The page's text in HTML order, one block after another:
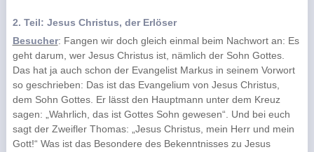
2. Teil: Jesus Christus, der Erlöser
Besucher: Fangen wir doch gleich einmal beim Nachwort an: Es
geht darum, wer Jesus Christus ist, nämlich der Sohn Gottes.
Das hat ja auch schon der Evangelist Markus in seinem Vorwort
so geschrieben: Das ist das Evangelium von Jesus Christus,
dem Sohn Gottes. Er lässt den Hauptmann unter dem Kreuz
sagen: „Wahrlich, das ist Gottes Sohn gewesen“. Und bei euch
sagt der Zweifler Thomas: „Jesus Christus, mein Herr und mein
Gott!“ Was ist das Besondere des Bekenntnisses zu Jesus